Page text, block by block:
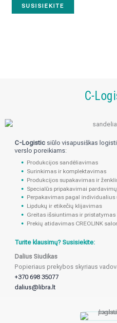
SUSISIEKITE
C-
C-Logistic siūlo visapusiškas
verslo poreikiams:
Produkcijos sandėliavimas
Surinkimas ir komplektavimas
Produkcijos supakavimas ir
Specialūs pripakavimai
Perpakavimas pagal individualius
Lipdukų ir etikečių klijavimas
Greitas išsiuntimas ir
Prekių atidavimas CREOLINK
Turite klausimų? Susisiekite:
Dalius Siudikas
Popieriaus prekybos skyriaus
+370 698 35077
dalius@libra.lt